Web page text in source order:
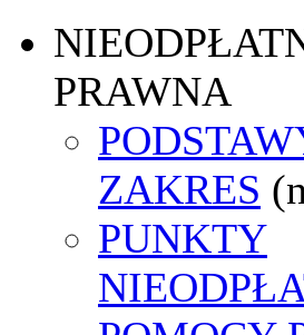
PRAWNA
ZAKRES
PUNKTY